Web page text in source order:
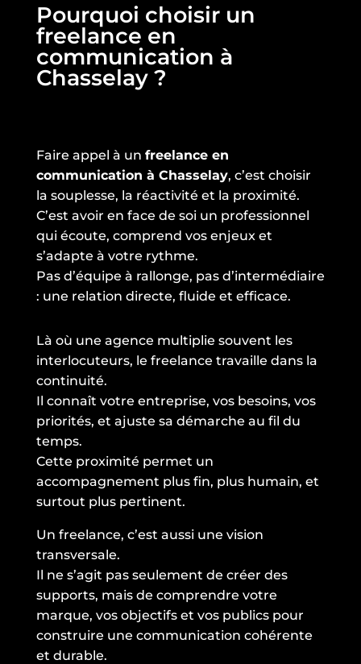
Pourquoi choisir un
freelance en
communication à
Chasselay ?
Faire appel à un freelance en
communication à Chasselay, c’est choisir
la souplesse, la réactivité et la proximité.
C’est avoir en face de soi un professionnel
qui écoute, comprend vos enjeux et
s’adapte à votre rythme.
Pas d’équipe à rallonge, pas d’intermédiaire
: une relation directe, fluide et efficace.
Là où une agence multiplie souvent les
interlocuteurs, le freelance travaille dans la
continuité.
Il connaît votre entreprise, vos besoins, vos
priorités, et ajuste sa démarche au fil du
temps.
Cette proximité permet un
accompagnement plus fin, plus humain, et
surtout plus pertinent.
Un freelance, c’est aussi une vision
transversale.
Il ne s’agit pas seulement de créer des
supports, mais de comprendre votre
marque, vos objectifs et vos publics pour
construire une communication cohérente
et durable.